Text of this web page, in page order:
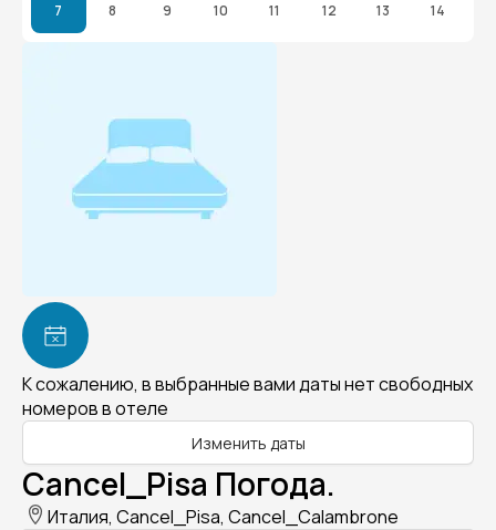
7 8 9 10 11 12 13 14
К сожалению, в выбранные вами даты нет свободных
номеров в отеле
Изменить даты
Cancel_Pisa Погода.
Италия, Cancel_Pisa, Cancel_Calambrone